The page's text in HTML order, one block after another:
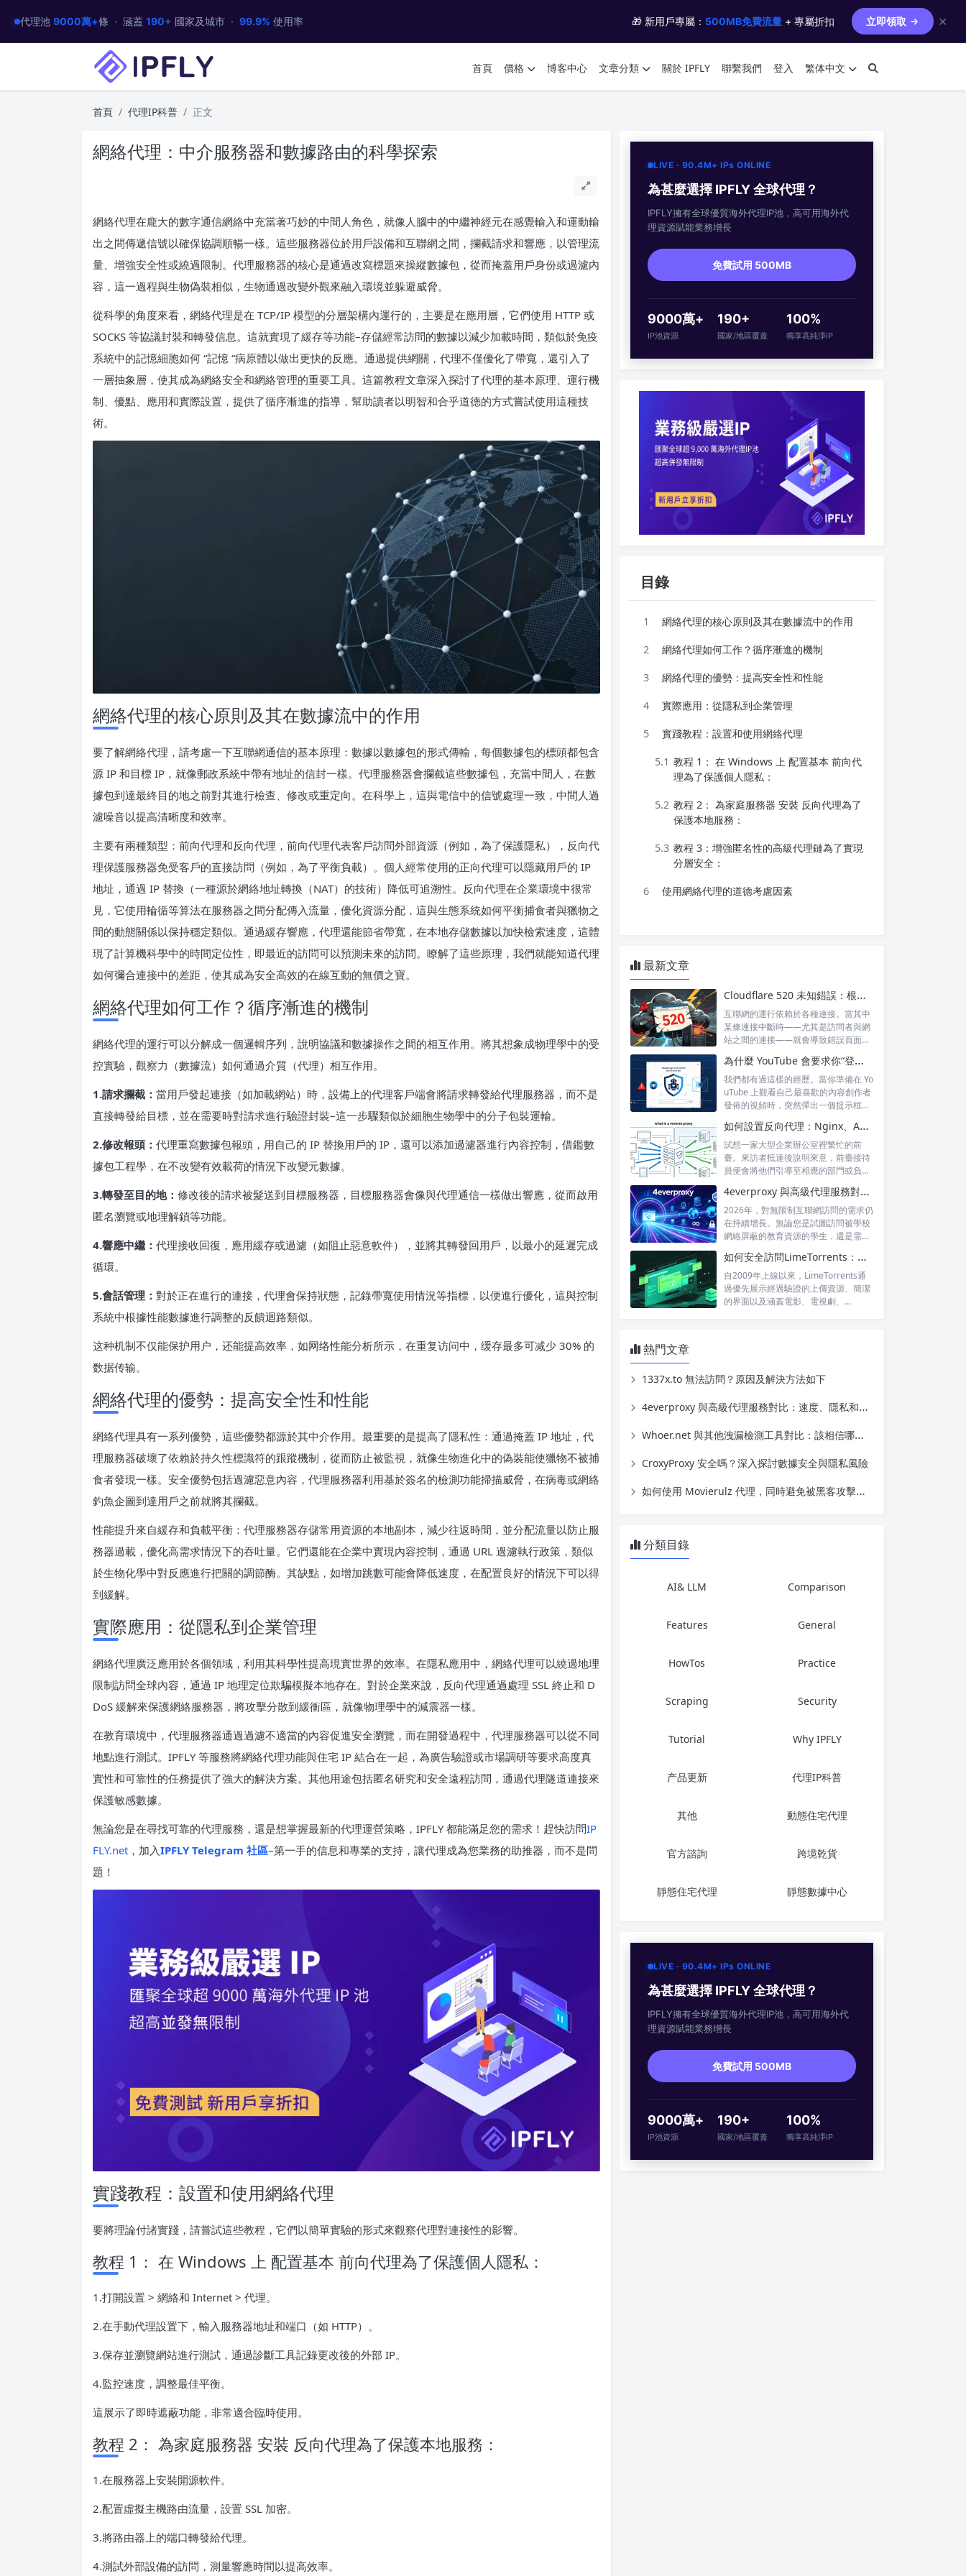
代理池 9000萬+條 · 涵蓋 190+ 國家及城市 · 99.9% 使用率 🎁 新用戶專屬： 500MB免費流量 + 專屬折扣 立即領取 ✕
首頁 價格 博客中心 文章分類 關於 IPFLY 聯繫我們 登入 繁体中文
首頁 代理IP科普 正文
網絡代理：中介服務器和數據路由的科學探索
網絡代理在龐大的數字通信網絡中充當著巧妙的中間人角色，就像人腦中的中繼神經元在感覺輸入和運動輸
出之間傳遞信號以確保協調順暢一樣。這些服務器位於用戶設備和互聯網之間，攔截請求和響應，以管理流
量、增強安全性或繞過限制。代理服務器的核心是通過改寫標題來操縱數據包，從而掩蓋用戶身份或過濾內
容，這一過程與生物偽裝相似，生物通過改變外觀來融入環境並躲避威脅。
從科學的角度來看，網絡代理是在 TCP/IP 模型的分層架構內運行的，主要是在應用層，它們使用 HTTP 或
SOCKS 等協議封裝和轉發信息。這就實現了緩存等功能–存儲經常訪問的數據以減少加載時間，類似於免疫
系統中的記憶細胞如何 “記憶 “病原體以做出更快的反應。通過提供網關，代理不僅優化了帶寬，還引入了
一層抽象層，使其成為網絡安全和網絡管理的重要工具。這篇教程文章深入探討了代理的基本原理、運行機
制、優點、應用和實際設置，提供了循序漸進的指導，幫助讀者以明智和合乎道德的方式嘗試使用這種技
術。
網絡代理的核心原則及其在數據流中的作用
要了解網絡代理，請考慮一下互聯網通信的基本原理：數據以數據包的形式傳輸，每個數據包的標頭都包含
源 IP 和目標 IP，就像郵政系統中帶有地址的信封一樣。代理服務器會攔截這些數據包，充當中間人，在數
據包到達最終目的地之前對其進行檢查、修改或重定向。在科學上，這與電信中的信號處理一致，中間人過
濾噪音以提高清晰度和效率。
主要有兩種類型：前向代理和反向代理，前向代理代表客戶訪問外部資源（例如，為了保護隱私），反向代
理保護服務器免受客戶的直接訪問（例如，為了平衡負載）。個人經常使用的正向代理可以隱藏用戶的 IP
地址，通過 IP 替換（一種源於網絡地址轉換（NAT）的技術）降低可追溯性。反向代理在企業環境中很常
見，它使用輪循等算法在服務器之間分配傳入流量，優化資源分配，這與生態系統如何平衡捕食者與獵物之
間的動態關係以保持穩定類似。通過緩存響應，代理還能節省帶寬，在本地存儲數據以加快檢索速度，這體
現了計算機科學中的時間定位性，即最近的訪問可以預測未來的訪問。瞭解了這些原理，我們就能知道代理
如何彌合連接中的差距，使其成為安全高效的在線互動的無價之寶。
網絡代理如何工作？循序漸進的機制
網絡代理的運行可以分解成一個邏輯序列，說明協議和數據操作之間的相互作用。將其想象成物理學中的受
控實驗，觀察力（數據流）如何通過介質（代理）相互作用。
1.請求攔截： 當用戶發起連接（如加載網站）時，設備上的代理客戶端會將請求轉發給代理服務器，而不是
直接轉發給目標，並在需要時對請求進行驗證封裝–這一步驟類似於細胞生物學中的分子包裝運輸。
2.修改報頭： 代理重寫數據包報頭，用自己的 IP 替換用戶的 IP，還可以添加過濾器進行內容控制，借鑑數
據包工程學，在不改變有效載荷的情況下改變元數據。
3.轉發至目的地： 修改後的請求被髮送到目標服務器，目標服務器會像與代理通信一樣做出響應，從而啟用
匿名瀏覽或地理解鎖等功能。
4.響應中繼： 代理接收回復，應用緩存或過濾（如阻止惡意軟件），並將其轉發回用戶，以最小的延遲完成
循環。
5.會話管理： 對於正在進行的連接，代理會保持狀態，記錄帶寬使用情況等指標，以便進行優化，這與控制
系統中根據性能數據進行調整的反饋迴路類似。
这种机制不仅能保护用户，还能提高效率，如网络性能分析所示，在重复访问中，缓存最多可减少 30% 的
数据传输。
網絡代理的優勢：提高安全性和性能
網絡代理具有一系列優勢，這些優勢都源於其中介作用。最重要的是提高了隱私性：通過掩蓋 IP 地址，代
理服務器破壞了依賴於持久性標識符的跟蹤機制，從而防止被監視，就像生物進化中的偽裝能使獵物不被捕
食者發現一樣。安全優勢包括過濾惡意內容，代理服務器利用基於簽名的檢測功能掃描威脅，在病毒或網絡
釣魚企圖到達用戶之前就將其攔截。
性能提升來自緩存和負載平衡：代理服務器存儲常用資源的本地副本，減少往返時間，並分配流量以防止服
務器過載，優化高需求情況下的吞吐量。它們還能在企業中實現內容控制，通過 URL 過濾執行政策，類似
於生物化學中對反應進行把關的調節酶。其缺點，如增加跳數可能會降低速度，在配置良好的情況下可以得
到緩解。
實際應用：從隱私到企業管理
網絡代理廣泛應用於各個領域，利用其科學性提高現實世界的效率。在隱私應用中，網絡代理可以繞過地理
限制訪問全球內容，通過 IP 地理定位欺騙模擬本地存在。對於企業來說，反向代理通過處理 SSL 終止和 D
DoS 緩解來保護網絡服務器，將攻擊分散到緩衝區，就像物理學中的減震器一樣。
在教育環境中，代理服務器通過過濾不適當的內容促進安全瀏覽，而在開發過程中，代理服務器可以從不同
地點進行測試。IPFLY 等服務將網絡代理功能與住宅 IP 結合在一起，為廣告驗證或市場調研等要求高度真
實性和可靠性的任務提供了強大的解決方案。其他用途包括匿名研究和安全遠程訪問，通過代理隧道連接來
保護敏感數據。
無論您是在尋找可靠的代理服務，還是想掌握最新的代理運營策略，IPFLY 都能滿足您的需求！趕快訪問IP
FLY.net ，加入IPFLY Telegram 社區–第一手的信息和專業的支持，讓代理成為您業務的助推器，而不是問
題！
實踐教程：設置和使用網絡代理
要將理論付諸實踐，請嘗試這些教程，它們以簡單實驗的形式來觀察代理對連接性的影響。
教程 1： 在 Windows 上 配置基本 前向代理為了保護個人隱私：
1.打開設置 > 網絡和 Internet > 代理。
2.在手動代理設置下，輸入服務器地址和端口（如 HTTP）。
3.保存並瀏覽網站進行測試，通過診斷工具記錄更改後的外部 IP。
4.監控速度，調整最佳平衡。
這展示了即時遮蔽功能，非常適合臨時使用。
教程 2： 為家庭服務器 安裝 反向代理為了保護本地服務：
1.在服務器上安裝開源軟件。
2.配置虛擬主機路由流量，設置 SSL 加密。
3.將路由器上的端口轉發給代理。
4.測試外部設備的訪問，測量響應時間以提高效率。
LIVE · 90.4M+ IPs ONLINE
為甚麼選擇 IPFLY 全球代理？
IPFLY擁有全球優質海外代理IP池，高可用海外代
理資源賦能業務增長
免費試用 500MB
9000萬+
IP池資源
190+
國家/地區覆蓋
100%
獨享高純淨IP
目錄
1 網絡代理的核心原則及其在數據流中的作用
2 網絡代理如何工作？循序漸進的機制
3 網絡代理的優勢：提高安全性和性能
4 實際應用：從隱私到企業管理
5 實踐教程：設置和使用網絡代理
5.1 教程 1： 在 Windows 上 配置基本 前向代
理為了保護個人隱私：
5.2 教程 2： 為家庭服務器 安裝 反向代理為了
保護本地服務：
5.3 教程 3：增強匿名性的高級代理鏈為了實現
分層安全：
6 使用網絡代理的道德考慮因素
最新文章
Cloudflare 520 未知錯誤：根本原因及永久預防技巧
互聯網的運行依賴於各種連接。當其中
某條連接中斷時——尤其是訪問者與網
站之間的連接——就會導致錯誤頁面的
為什麼 YouTube 會要求你“登錄以確認你不是機器人”？
我們都有過這樣的經歷。當你準備在 Yo
uTube 上觀看自己最喜歡的內容創作者
發佈的視頻時，突然彈出一個提示框...
如何設置反向代理：Nginx、Apache 和 HAProxy 詳解
試想一家大型企業辦公室裡繁忙的前
臺。來訪者抵達後說明來意，前臺接待
員便會將他們引導至相應的部門或負責
4everproxy 與高級代理服務對比：速度、隱私和可靠性的比較
2026年，對無限制互聯網訪問的需求仍
在持續增長。無論您是試圖訪問被學校
網絡屏蔽的教育資源的學生，還是需要
如何安全訪問LimeTorrents：使用家庭代理繞過封鎖
自2009年上線以來，LimeTorrents通
過優先展示經過驗證的上傳資源、簡潔
的界面以及涵蓋電影、電視劇、...
熱門文章
1337x.to 無法訪問？原因及解決方法如下
4everproxy 與高級代理服務對比：速度、隱私和可靠性的比較
Whoer.net 與其他洩漏檢測工具對比：該相信哪一個？
CroxyProxy 安全嗎？深入探討數據安全與隱私風險
如何使用 Movierulz 代理，同時避免被黑客攻擊、追蹤或封鎖
分類目錄
AI& LLM Comparison
Features General
HowTos Practice
Scraping Security
Tutorial Why IPFLY
产品更新 代理IP科普
其他 動態住宅代理
官方諮詢 跨境乾貨
靜態住宅代理 靜態數據中心
LIVE · 90.4M+ IPs ONLINE
為甚麼選擇 IPFLY 全球代理？
IPFLY擁有全球優質海外代理IP池，高可用海外代
理資源賦能業務增長
免費試用 500MB
9000萬+
IP池資源
190+
國家/地區覆蓋
100%
獨享高純淨IP